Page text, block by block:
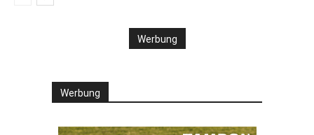
Werbung
Werbung